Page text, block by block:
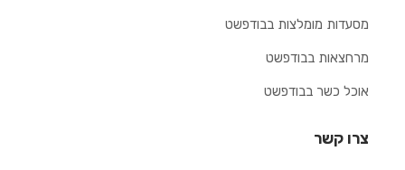
מסעדות מומלצות בבודפשט
מרחצאות בבודפשט
אוכל כשר בבודפשט
צרו קשר